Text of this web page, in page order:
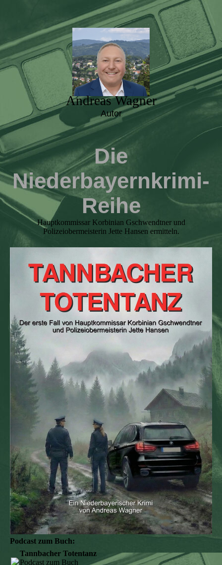
Andreas Wagner
Autor
Die
Niederbayernkrimi-
Reihe
Hauptkommissar Korbinian Gschwendtner und
Polizeiobermeisterin Jette Hansen ermitteln.
Podcast zum Buch:
Tannbacher Totentanz
Podcast zum Buch